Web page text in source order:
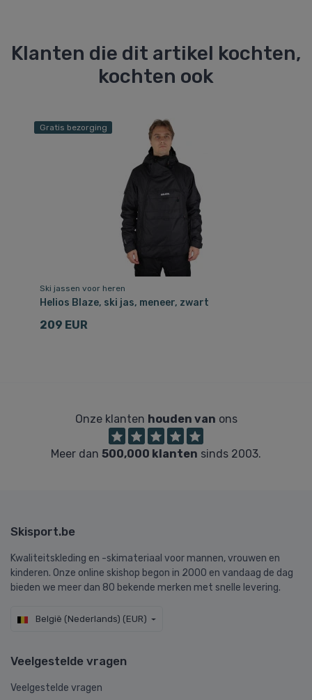
Klanten die dit artikel kochten,
kochten ook
Gratis bezorging
Ski jassen voor heren
Helios Blaze, ski jas, meneer, zwart
209 EUR
Onze klanten houden van ons
Meer dan 500,000 klanten sinds 2003.
Skisport.be
Kwaliteitskleding en -skimateriaal voor mannen, vrouwen en
kinderen. Onze online skishop begon in 2000 en vandaag de dag
bieden we meer dan 80 bekende merken met snelle levering.
België (Nederlands) (EUR)
Veelgestelde vragen
Veelgestelde vragen